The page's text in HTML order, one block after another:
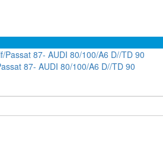
87- AUDI 80/100/A6 D//TD 90